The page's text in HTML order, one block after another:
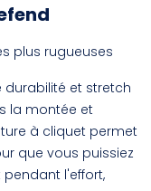
plus rugueuses
durabilité et stretch
la montée et
à cliquet permet
que vous puissiez
l'effort,